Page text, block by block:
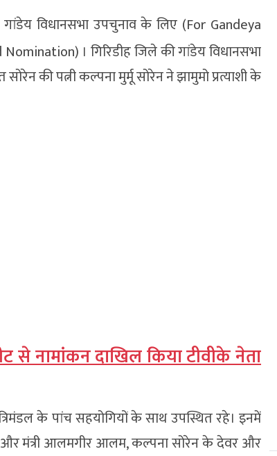
विधानसभा उपचुनाव के लिए (For Gandeya
। गिरिडीह जिले की गांडेय विधानसभा
की पत्नी कल्पना मुर्मू सोरेन ने झामुमो प्रत्याशी के
से नामांकन दाखिल किया टीवीके नेता
के पांच सहयोगियों के साथ उपस्थित रहे। इनमें
मंत्री आलमगीर आलम, कल्पना सोरेन के देवर और